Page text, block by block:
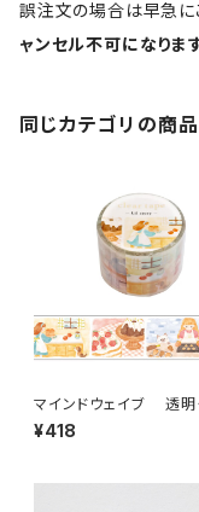
誤注文の場合は早急
ャンセル不可になりま
同じカテゴリの商品
マインドウェイブ 透明
テープ95692 リル スト
baking scene 30mm
¥418